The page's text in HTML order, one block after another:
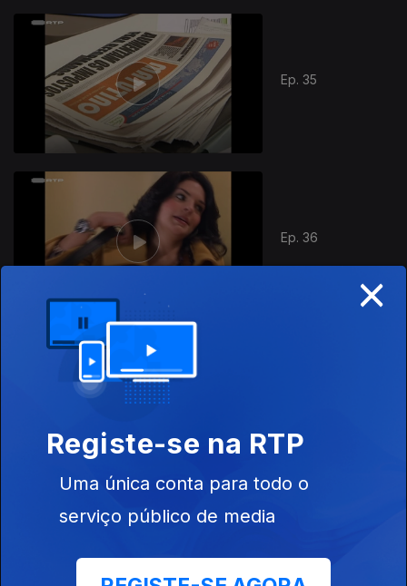
Ep. 35
Ep. 36
796449
×
Registe-se na RTP
Uma única conta para todo o
serviço público de media